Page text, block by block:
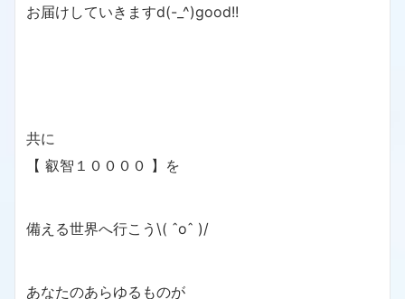
お届けしていきますd(-_^)good!!
共に
【 叡智１００００ 】を
備える世界へ行こう\( ˆoˆ )/
あなたのあらゆるものが